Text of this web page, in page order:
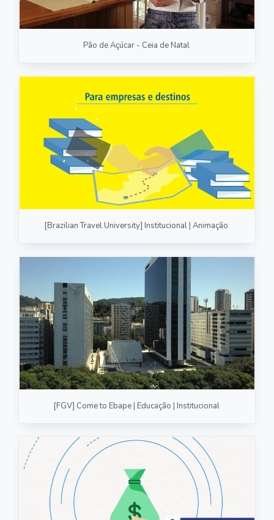
Pão de Açúcar - Ceia de Natal
[Brazilian Travel University] Institucional | Animação
[FGV] Come to Ebape | Educação | Institucional